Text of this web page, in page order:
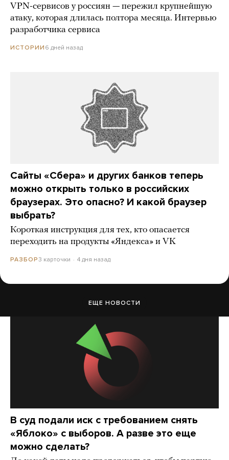
VPN-сервисов у россиян — пережил крупнейшую
атаку, которая длилась полтора месяца. Интервью
разработчика сервиса
ИСТОРИИ 6 дней назад
Сайты «Сбера» и других банков теперь
можно открыть только в российских
браузерах. Это опасно? И какой браузер
выбрать?
Короткая инструкция для тех, кто опасается
переходить на продукты «Яндекса» и VK
РАЗБОР3 карточки 4 дня назад
ЕЩЕ НОВОСТИ
В суд подали иск с требованием снять
«Яблоко» с выборов. А разве это еще
можно сделать?